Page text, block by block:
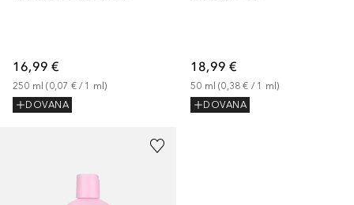
16,99 €
250 ml (0,07 € / 1 ml)
DOVANA
18,99 €
50 ml (0,38 € / 1 ml)
DOVANA